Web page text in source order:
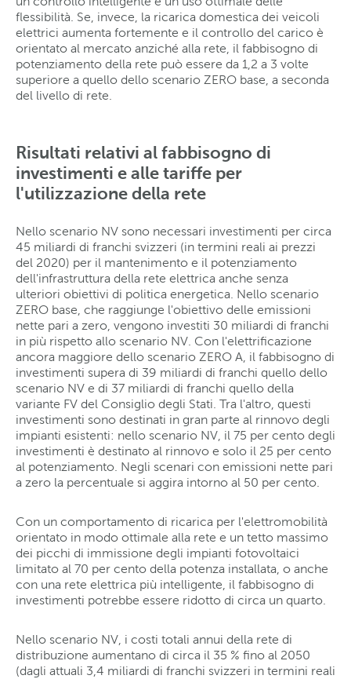
flessibilità. Se, invece, la ricarica domestica dei veicoli
elettrici aumenta fortemente e il controllo del carico è
orientato al mercato anziché alla rete, il fabbisogno di
potenziamento della rete può essere da 1,2 a 3 volte
superiore a quello dello scenario ZERO base, a seconda
del livello di rete.
Risultati relativi al fabbisogno di
investimenti e alle tariffe per
l'utilizzazione della rete
Nello scenario NV sono necessari investimenti per circa
45 miliardi di franchi svizzeri (in termini reali ai prezzi
del 2020) per il mantenimento e il potenziamento
dell'infrastruttura della rete elettrica anche senza
ulteriori obiettivi di politica energetica. Nello scenario
ZERO base, che raggiunge l'obiettivo delle emissioni
nette pari a zero, vengono investiti 30 miliardi di franchi
in più rispetto allo scenario NV. Con l'elettrificazione
ancora maggiore dello scenario ZERO A, il fabbisogno di
investimenti supera di 39 miliardi di franchi quello dello
scenario NV e di 37 miliardi di franchi quello della
variante FV del Consiglio degli Stati. Tra l'altro, questi
investimenti sono destinati in gran parte al rinnovo degli
impianti esistenti: nello scenario NV, il 75 per cento degli
investimenti è destinato al rinnovo e solo il 25 per cento
al potenziamento. Negli scenari con emissioni nette pari
a zero la percentuale si aggira intorno al 50 per cento.
Con un comportamento di ricarica per l'elettromobilità
orientato in modo ottimale alla rete e un tetto massimo
dei picchi di immissione degli impianti fotovoltaici
limitato al 70 per cento della potenza installata, o anche
con una rete elettrica più intelligente, il fabbisogno di
investimenti potrebbe essere ridotto di circa un quarto.
Nello scenario NV, i costi totali annui della rete di
distribuzione aumentano di circa il 35 % fino al 2050
(dagli attuali 3,4 miliardi di franchi svizzeri in termini reali